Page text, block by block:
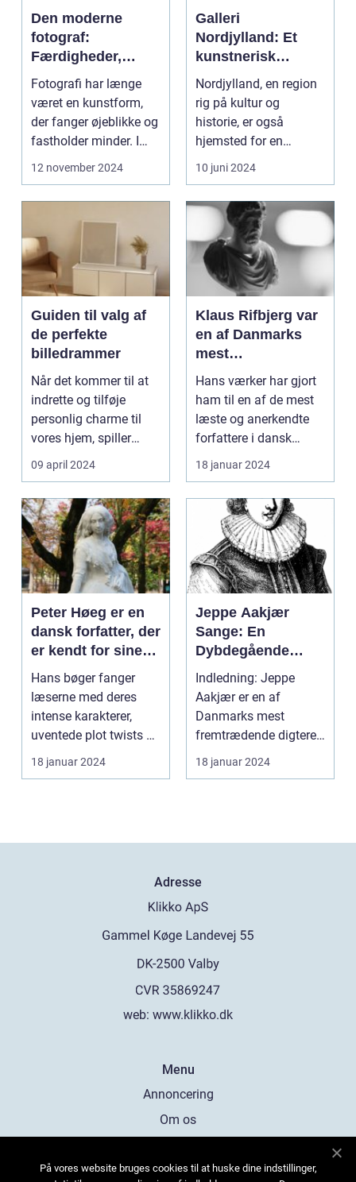
Den moderne
fotograf:
Færdigheder,
teknik og
kreativitet
Fotografi har længe
været en kunstform,
der fanger øjeblikke og
fastholder minder. I
dag, mere end n...
12 november 2024
Galleri
Nordjylland: Et
kunstnerisk
epicenter i det
danske landskab
Nordjylland, en region
rig på kultur og
historie, er også
hjemsted for en
spirende kunstscene.
Regio...
10 juni 2024
Guiden til valg af
de perfekte
billedrammer
Når det kommer til at
indrette og tilføje
personlig charme til
vores hjem, spiller
billedrammer en a...
09 april 2024
Klaus Rifbjerg var
en af Danmarks
mest
betydningsfulde
forfattere og
forfatter til en lang
række bøger, der
forskellige genrer
og temaer
Hans værker har gjort
ham til en af de mest
læste og anerkendte
forfattere i dansk
litteraturhistori...
18 januar 2024
Peter Høeg er en
dansk forfatter, der
er kendt for sine
spændende,
filosofiske og
litterært
komplekse
romaner
Hans bøger fanger
læserne med deres
intense karakterer,
uventede plot twists og
dybdegående
tematikk...
18 januar 2024
Jeppe Aakjær
Sange: En
Dybdegående
Undersøgelse af
Danmarks Mest
Kendte Digter
Indledning: Jeppe
Aakjær er en af
Danmarks mest
fremtrædende digtere
og sangskrivere. Hans
sange har...
18 januar 2024
Adresse
web: www.klikko.dk
Menu
Annoncering
Om os
Kontakt os
På vores website bruges cookies til at huske dine indstillinger,